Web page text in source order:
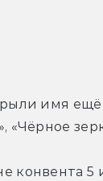
имя
«Чёрное
конвента 5